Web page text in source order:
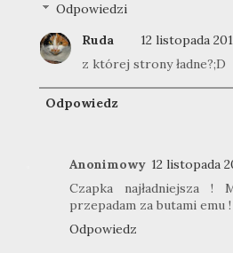
Odpowiedzi
Ruda
12 listopada
z której strony ładne?;D
Odpowiedz
Anonimowy 12 listopada
Czapka najładniejsza !
przepadam za butami emu !
Odpowiedz